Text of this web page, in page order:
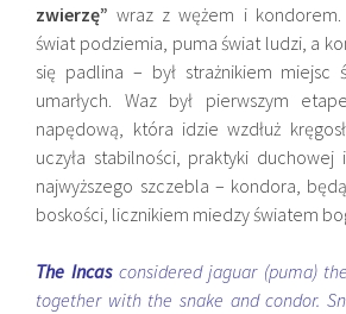
zwierzę” wraz z wężem i kondorem.
świat podziemia, puma świat ludzi, a
się padlina – był strażnikiem miejsc
umarłych. Waz był pierwszym
napędową, która idzie wzdłuż
uczyła stabilności, praktyki duchowej
najwyższego szczebla – kondora,
boskości, licznikiem miedzy światem
The Incasconsidered jaguar (puma)
together with the snake and condor.